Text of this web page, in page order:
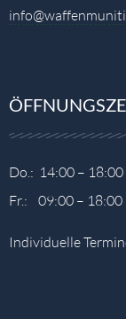
Do.: 14:00 –
Fr.: 09:00 – 18:00
Individuelle